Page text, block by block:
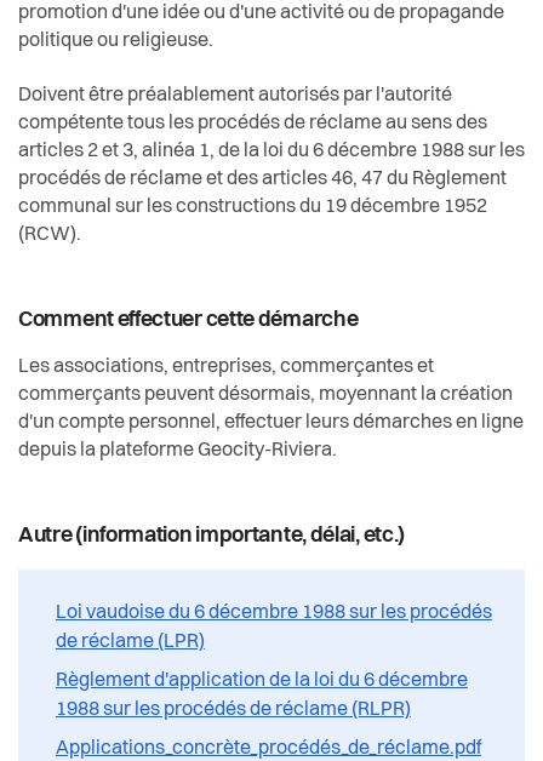
promotion d'une idée ou d'une activité ou de propagande
politique ou religieuse.
Doivent être préalablement autorisés par l'autorité
compétente tous les procédés de réclame au sens des
articles 2 et 3, alinéa 1, de la loi du 6 décembre 1988 sur les
procédés de réclame et des articles 46, 47 du Règlement
communal sur les constructions du 19 décembre 1952
(RCW).
Comment effectuer cette démarche
Les associations, entreprises, commerçantes et
commerçants peuvent désormais, moyennant la création
d'un compte personnel, effectuer leurs démarches en ligne
depuis la plateforme Geocity-Riviera.
Autre (information importante, délai, etc.)
Loi vaudoise du 6 décembre 1988 sur les procédés
de réclame (LPR)
Règlement d'application de la loi du 6 décembre
1988 sur les procédés de réclame (RLPR)
Applications_concrète_procédés_de_réclame.pdf